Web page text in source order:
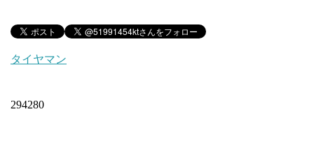
タイヤマン
294280